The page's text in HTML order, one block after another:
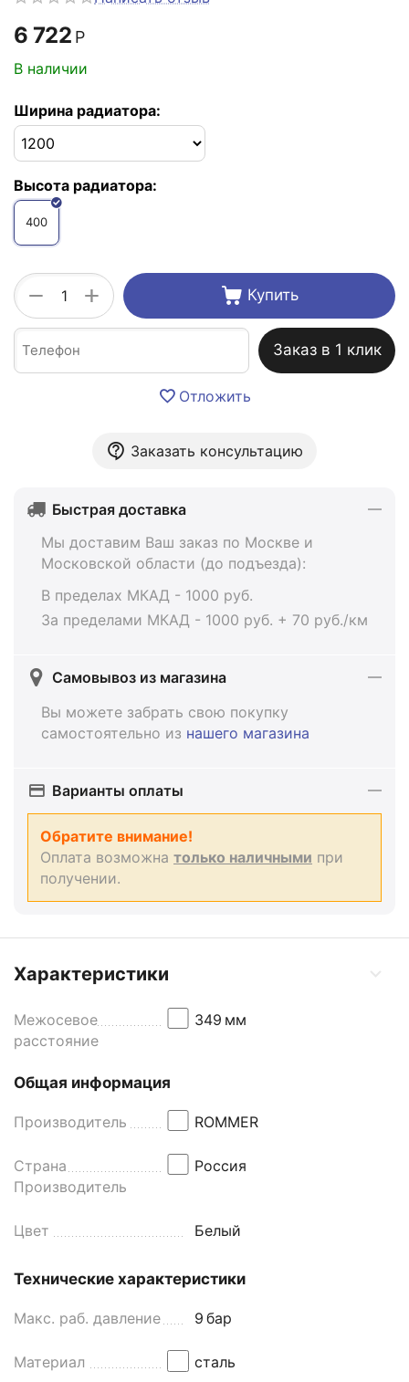
6 722 Р
В наличии
Ширина радиатора:
Высота радиатора:
400
+
− Купить
Заказ в 1 клик
Отложить
Заказать консультацию
Быстрая доставка
Мы доставим Ваш заказ по Москве и
Московской области (до подъезда):
В пределах МКАД - 1000 руб.
За пределами МКАД - 1000 руб. + 70 руб./км
Самовывоз из магазина
Вы можете забрать свою покупку
самостоятельно из нашего магазина
Варианты оплаты
Обратите внимание!
Оплата возможна только наличными при
получении.
Характеристики
Межосевое
расстояние
349 мм
Общая информация
Производитель ROMMER
Страна
Производитель
Россия
Цвет Белый
Технические характеристики
Макс. раб. давление 9 бар
Материал сталь